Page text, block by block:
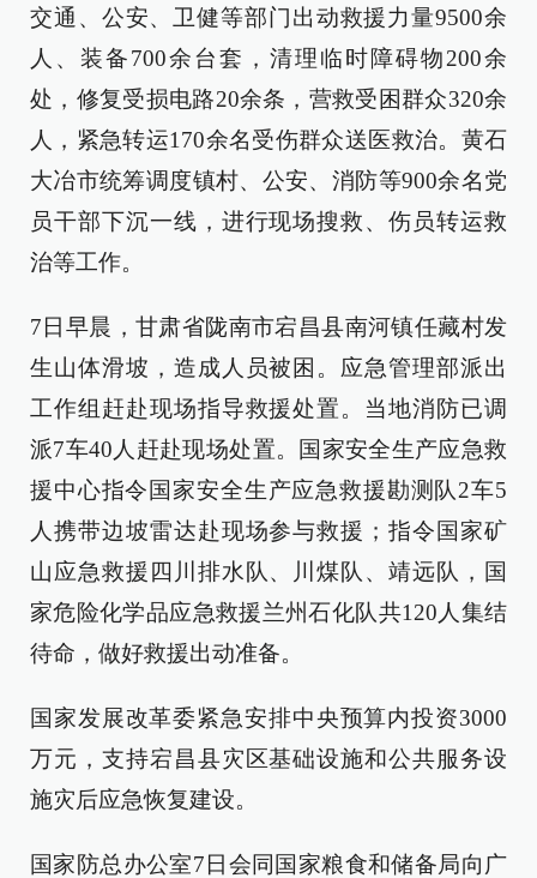
交通、公安、卫健等部门出动救援力量9500余
人、装备700余台套，清理临时障碍物200余
处，修复受损电路20余条，营救受困群众320余
人，紧急转运170余名受伤群众送医救治。黄石
大冶市统筹调度镇村、公安、消防等900余名党
员干部下沉一线，进行现场搜救、伤员转运救
治等工作。
7日早晨，甘肃省陇南市宕昌县南河镇任藏村发
生山体滑坡，造成人员被困。应急管理部派出
工作组赶赴现场指导救援处置。当地消防已调
派7车40人赶赴现场处置。国家安全生产应急救
援中心指令国家安全生产应急救援勘测队2车5
人携带边坡雷达赴现场参与救援；指令国家矿
山应急救援四川排水队、川煤队、靖远队，国
家危险化学品应急救援兰州石化队共120人集结
待命，做好救援出动准备。
国家发展改革委紧急安排中央预算内投资3000
万元，支持宕昌县灾区基础设施和公共服务设
施灾后应急恢复建设。
国家防总办公室7日会同国家粮食和储备局向广